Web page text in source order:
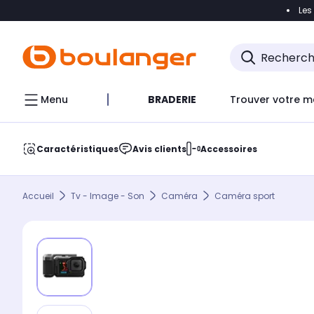
Accéder
Menu BRADERIE Trouver votre
Caractéristiques Avis clients Accessoires
Accueil Tv - Image - Son Caméra Caméra sport